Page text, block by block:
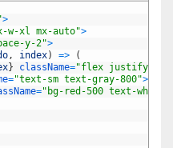
>
w-xl mx-auto">
y-2">
, index) =>
(
} className="flex justify-
="text-sm text-gray-800">
="bg-red-500 text-white